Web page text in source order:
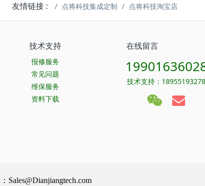
友情链接 : 点将科技集成定制 点将科技淘宝店
技术支持
报修服务
常见问题
维保服务
资料下载
在线留言
技术支持：